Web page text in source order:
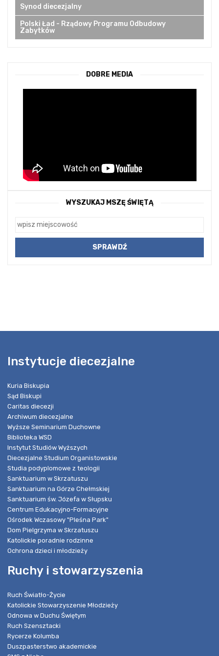
Synod diecezjalny
Polski Ład - Rządowy Programu Odbudowy
Zabytków
DOBRE MEDIA
WYSZUKAJ MSZĘ ŚWIĘTĄ
Instytucje diecezjalne
Kuria Biskupia
Sąd Biskupi
Caritas diecezji
Archiwum diecezjalne
Wyższe Seminarium Duchowne
Biblioteka WSD
Instytut Studiów Wyższych
Diecezjalne Studium Organistowskie
Studia podyplomowe z teologii
Sanktuarium w Skrzatuszu
Sanktuarium na Górze Chełmskiej
Sanktuarium św. Józefa w Słupsku
Centrum Edukacyjno-Formacyjne
Ośrodek Wczasowy "Pleśna Park"
Dom Pielgrzyma w Skrzatuszu
Katolickie poradnie rodzinne
Ochrona dzieci i młodzieży
Ruchy i stowarzyszenia
Ruch Światło-Życie
Katolickie Stowarzyszenie Młodzieży
Odnowa w Duchu Świętym
Ruch Szensztacki
Rycerze Kolumba
Duszpasterstwo akademickie